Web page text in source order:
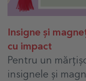
Insigne și
cu impact
Pentru un
insignele și